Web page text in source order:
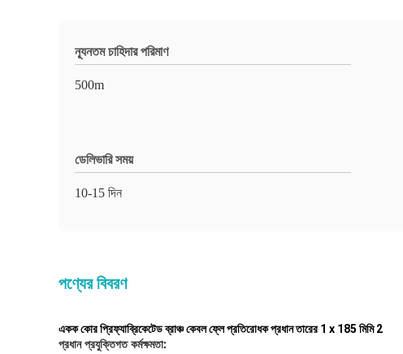
ন্যূনতম চাহিদার পরিমাণ
500m
ডেলিভারি সময়
10-15 দিন
পণ্যের বিবরণ
একক কোর প্রিফ্যাব্রিকেটেড ব্রাঞ্চ কেবল ফ্লে প্রতিরোধক প্রধান তারের 1 x 185 মিমি 2
প্রধান প্রযুক্তিগত কর্মক্ষমতা: